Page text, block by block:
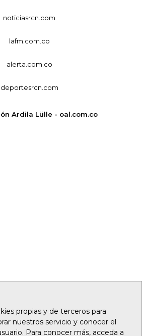
propias y de terceros para
nuestros servicio y conocer el
Para conocer más, acceda a
noticiasrcn.com
lafm.com.co
alerta.com.co
deportesrcn.com
Ardila Lülle - oal.com.co